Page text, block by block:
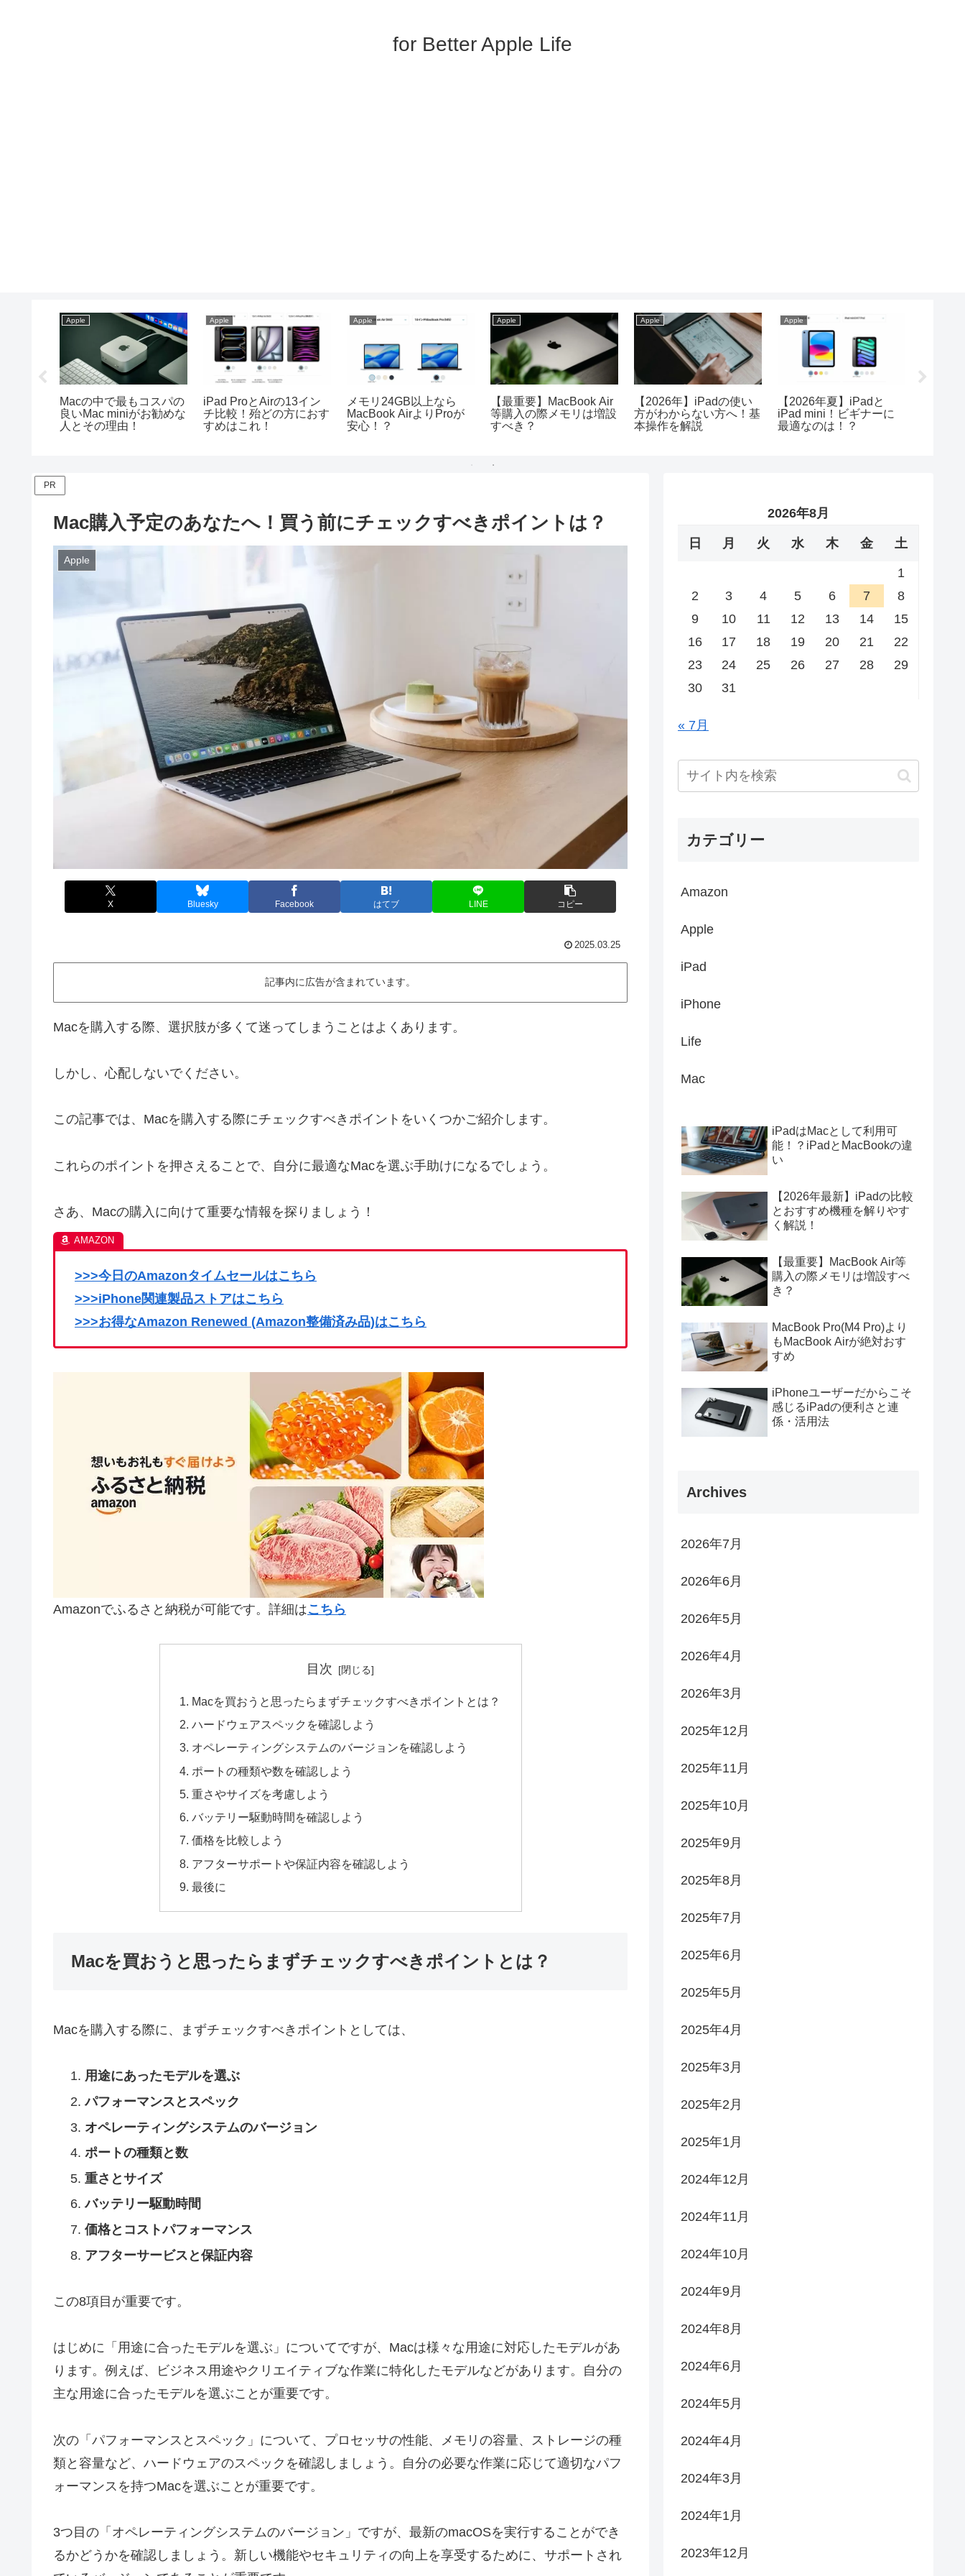
for Better Apple Life
Apple
Macの中で最もコスパの
良いMac miniがお勧めな
人とその理由！
Apple
iPad ProとAirの13イン
チ比較！殆どの方におす
すめはこれ！
Apple
メモリ24GB以上なら
MacBook AirよりProが
安心！？
Apple
【最重要】MacBook Air
等購入の際メモリは増設
すべき？
Apple
【2026年】iPadの使い
方がわからない方へ！基
本操作を解説
Apple
【2026年夏】iPadと
iPad mini！ビギナーに
最適なのは！？
PR
Mac購入予定のあなたへ！買う前にチェックすべきポイントは？
Apple
X Bluesky Facebook はてブ LINE コピー
2025.03.25
記事内に広告が含まれています。
Macを購入する際、選択肢が多くて迷ってしまうことはよくあります。
しかし、心配しないでください。
この記事では、Macを購入する際にチェックすべきポイントをいくつかご紹介します。
これらのポイントを押さえることで、自分に最適なMacを選ぶ手助けになるでしょう。
さあ、Macの購入に向けて重要な情報を探りましょう！
>>>今日のAmazonタイムセールはこちら
>>>iPhone関連製品ストアはこちら
>>>お得なAmazon Renewed (Amazon整備済み品)はこちら
Amazonでふるさと納税が可能です。詳細はこちら
目次
Macを買おうと思ったらまずチェックすべきポイントとは？
ハードウェアスペックを確認しよう
オペレーティングシステムのバージョンを確認しよう
ポートの種類や数を確認しよう
重さやサイズを考慮しよう
バッテリー駆動時間を確認しよう
価格を比較しよう
アフターサポートや保証内容を確認しよう
最後に
Macを買おうと思ったらまずチェックすべきポイントとは？
Macを購入する際に、まずチェックすべきポイントとしては、
用途にあったモデルを選ぶ
パフォーマンスとスペック
オペレーティングシステムのバージョン
ポートの種類と数
重さとサイズ
バッテリー駆動時間
価格とコストパフォーマンス
アフターサービスと保証内容
この8項目が重要です。
はじめに「用途に合ったモデルを選ぶ」についてですが、Macは様々な用途に対応したモデルがあ
ります。例えば、ビジネス用途やクリエイティブな作業に特化したモデルなどがあります。自分の
主な用途に合ったモデルを選ぶことが重要です。
次の「パフォーマンスとスペック」について、プロセッサの性能、メモリの容量、ストレージの種
類と容量など、ハードウェアのスペックを確認しましょう。自分の必要な作業に応じて適切なパフ
ォーマンスを持つMacを選ぶことが重要です。
3つ目の「オペレーティングシステムのバージョン」ですが、最新のmacOSを実行することができ
るかどうかを確認しましょう。新しい機能やセキュリティの向上を享受するために、サポートされ
2026年8月
日 月 火 水 木 金 土
1
2
3 4 5 6 7
8
9
10 11 12 13 14
15
16
17 18 19 20 21
22
23
24 25 26 27 28
29
30
31
« 7月
カテゴリー
Amazon
Apple
iPad
iPhone
Life
Mac
iPadはMacとして利用可
能！？iPadとMacBookの違
い
【2026年最新】iPadの比較
とおすすめ機種を解りやす
く解説！
【最重要】MacBook Air等
購入の際メモリは増設すべ
き？
MacBook Pro(M4 Pro)より
もMacBook Airが絶対おす
すめ
iPhoneユーザーだからこそ
感じるiPadの便利さと連
係・活用法
Archives
2026年7月
2026年6月
2026年5月
2026年4月
2026年3月
2025年12月
2025年11月
2025年10月
2025年9月
2025年8月
2025年7月
2025年6月
2025年5月
2025年4月
2025年3月
2025年2月
2025年1月
2024年12月
2024年11月
2024年10月
2024年9月
2024年8月
2024年6月
2024年5月
2024年4月
2024年3月
2024年1月
2023年12月